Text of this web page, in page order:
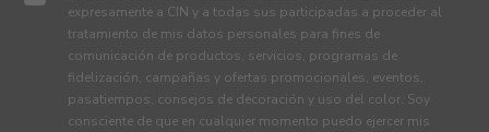
expresamente a CIN y a todas sus participadas a proceder al
tratamiento de mis datos personales para fines de
comunicación de productos, servicios, programas de
fidelización, campañas y ofertas promocionales, eventos,
pasatiempos, consejos de decoración y uso del color. Soy
consciente de que en cualquier momento puedo ejercer mis